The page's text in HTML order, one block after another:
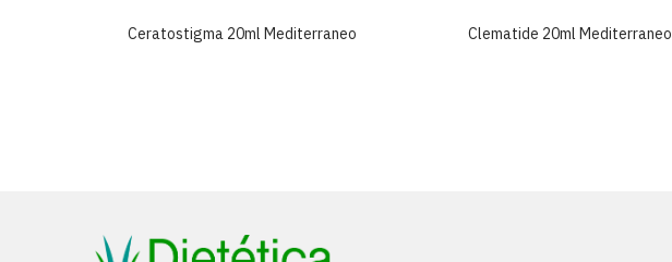
Ceratostigma 20ml Mediterraneo Clematide 20ml Mediterraneo